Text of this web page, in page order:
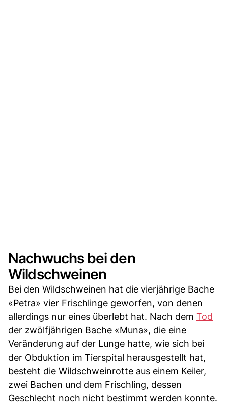
Nachwuchs bei den
Wildschweinen
Bei den Wildschweinen hat die vierjährige Bache
«Petra» vier Frischlinge geworfen, von denen
allerdings nur eines überlebt hat. Nach dem Tod
der zwölfjährigen Bache «Muna», die eine
Veränderung auf der Lunge hatte, wie sich bei
der Obduktion im Tierspital herausgestellt hat,
besteht die Wildschweinrotte aus einem Keiler,
zwei Bachen und dem Frischling, dessen
Geschlecht noch nicht bestimmt werden konnte.